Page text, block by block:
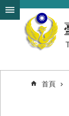
跳到主要內容區塊
搜
尋
進
首頁